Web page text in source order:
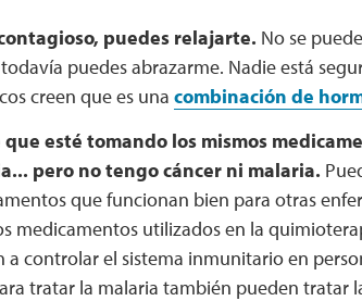
puedes relajarte. No se
puedes abrazarme. Nadie está
creen que es una combinación de
que esté tomando los mismos
pero no tengo cáncer ni malaria.
que funcionan bien para otras
medicamentos utilizados en la
a controlar el sistema inmunitario en
tratar la malaria también pueden tratar